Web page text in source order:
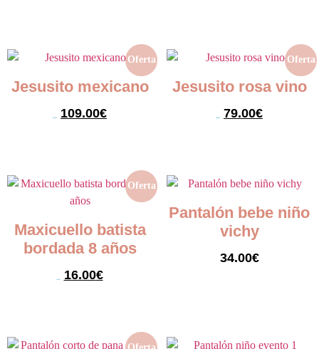
Oferta
Jesusito mexicano
109.00€
Oferta
Jesusito rosa vino
79.00€
Oferta
Maxicuello batista
bordada 8 años
16.00€
Pantalón bebe niño
vichy
34.00€